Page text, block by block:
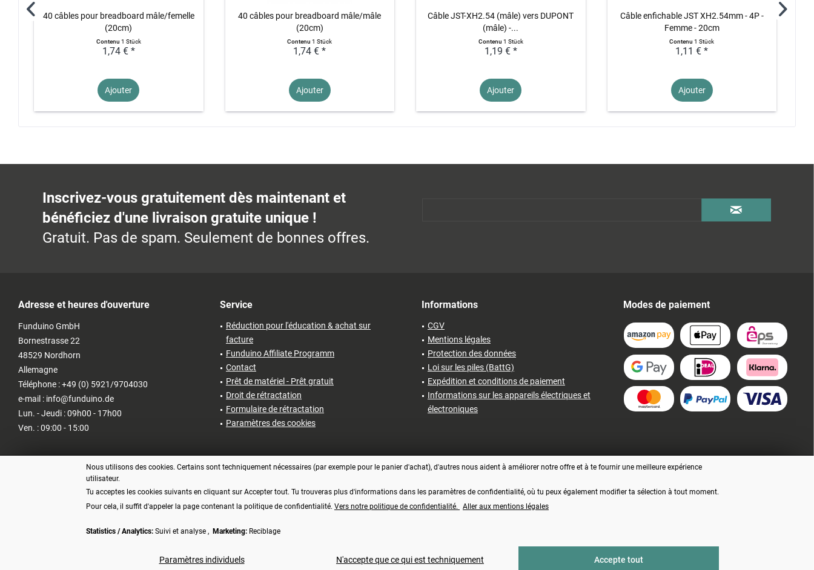
40 câbles pour breadboard mâle/femelle
(20cm)
Contenu 1 Stück
1,74 € *
Ajouter
40 câbles pour breadboard mâle/mâle
(20cm)
Contenu1 Stück
1,74 € *
Ajouter
Câble JST-XH2.54 (mâle) vers DUPONT
(mâle) -...
Contenu 1 Stück
1,19 € *
Ajouter
Câble enfichable JST XH2.54mm - 4P -
Femme - 20cm
Contenu1 Stück
1,11 € *
Ajouter
Inscrivez-vous gratuitement dès maintenant et
bénéficiez d'une livraison gratuite unique !
Gratuit. Pas de spam. Seulement de bonnes offres.
Adresse et heures d'ouverture
Funduino GmbH
Bornestrasse 22
48529 Nordhorn
Allemagne
Téléphone : +49 (0) 5921/9704030
e-mail : info@funduino.de
Lun. - Jeudi : 09h00 - 17h00
Ven. : 09:00 - 15:00
Service
Réduction pour l'éducation & achat sur
facture
Funduino Affiliate Programm
Contact
Prêt de matériel - Prêt gratuit
Droit de rétractation
Formulaire de rétractation
Paramètres des cookies
Informations
CGV
Mentions légales
Protection des données
Loi sur les piles (BattG)
Expédition et conditions de paiement
Informations sur les appareils électriques et
électroniques
Modes de paiement
Nous utilisons des cookies. Certains sont techniquement nécessaires (par exemple pour le panier d'achat), d'autres nous aident à améliorer notre offre et à te fournir une meilleure expérience
utilisateur.
Tu acceptes les cookies suivants en cliquant sur Accepter tout. Tu trouveras plus d'informations dans les paramètres de confidentialité, où tu peux également modifier ta sélection à tout moment.
Pour cela, il suffit d'appeler la page contenant la politique de confidentialité. Vers notre politique de confidentialité. Aller aux mentions légales
Statistics / Analytics: Suivi et analyse , Marketing: Reciblage
Paramètres individuels N'accepte que ce qui est techniquement Accepte tout